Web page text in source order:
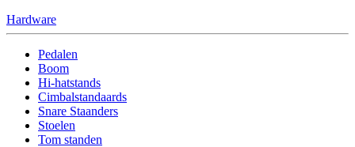
Hardware
Pedalen
Boom
Hi-hatstands
Cimbalstandaards
Snare Staanders
Stoelen
Tom standen